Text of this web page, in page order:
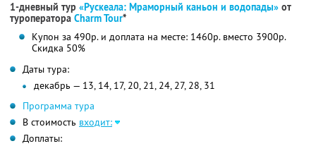
1-дневный тур «Рускеала: Мраморный каньон и водопады» от
туроператора Charm Tour*
Купон за 490р. и доплата на месте: 1460р. вместо 3900р.
Скидка 50%
Даты тура:
декабрь — 13, 14, 17, 20, 21, 24, 27, 28, 31
Программа тура
В стоимость входит:
Доплаты: